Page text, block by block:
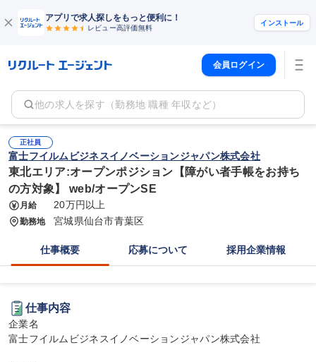
アプリで求人探しをもっと便利に！
レビュー高評価無料
インストール
会員ログイン
他の求人を探す（勤務地 職種 年収など）
正社員
富士フイルムビジネスイノベーションジャパン株式会社
東北エリア:オープンポジション【障がい者手帳をお持ち
の方対象】 web/オープンSE
月給 20万円以上
勤務地 宮城県仙台市青葉区
仕事概要 応募について 採用企業情報
仕事内容
企業名
富士フイルムビジネスイノベーションジャパン株式会社